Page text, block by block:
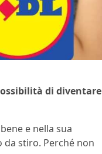
di diventare
e nella sua
da stiro. Perché non